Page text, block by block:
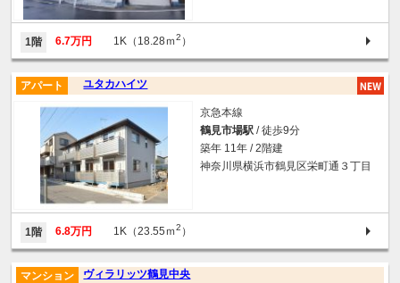
1階 6.7万円 1K（18.28ｍ2 ）
ユタカハイツ
アパート
京急本線
鶴見市場駅 / 徒歩9分
築年 11年 / 2階建
神奈川県横浜市鶴見区栄町通３丁目
1階 6.8万円 1K（23.55ｍ2 ）
ヴィラリッツ鶴見中央
マンション